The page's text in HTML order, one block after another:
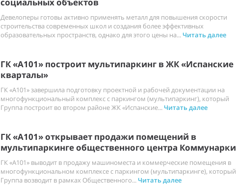
Девелоперы готовы активно применять металл для повышения скорости
строительства современных школ и создания более эффективных
образовательных пространств, однако для этого цены на...Читать далее
ГК «А101» построит мультипаркинг в ЖК «Испанские
кварталы»
ГК «А101» завершила подготовку проектной и рабочей документации на
многофункциональный комплекс с паркингом (мультипаркинг), который
Группа построит во втором районе ЖК «Испанские...Читать далее
ГК «А101» открывает продажи помещений в
мультипаркинге общественного центра Коммунарки
ГК «А101» выводит в продажу машиноместа и коммерческие помещения в
многофункциональном комплексе с паркингом (мультипаркинге), который
Группа возводит в рамках Общественного...Читать далее